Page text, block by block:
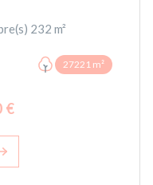
Mas 7 pièce(s) 5 chambre(s) 232 m²
27221 m²
€